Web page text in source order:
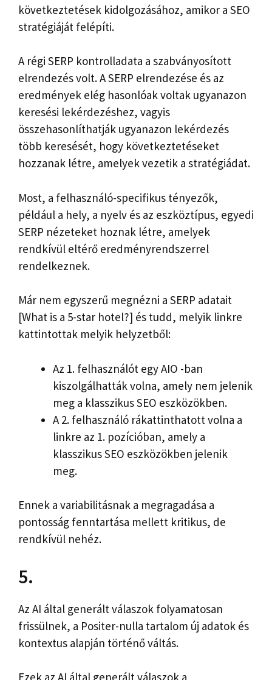
következtetések kidolgozásához, amikor a SEO
stratégiáját felépíti.
A régi SERP kontrolladata a szabványosított
elrendezés volt. A SERP elrendezése és az
eredmények elég hasonlóak voltak ugyanazon
keresési lekérdezéshez, vagyis
összehasonlíthatják ugyanazon lekérdezés
több keresését, hogy következtetéseket
hozzanak létre, amelyek vezetik a stratégiádat.
Most, a felhasználó-specifikus tényezők,
például a hely, a nyelv és az eszköztípus, egyedi
SERP nézeteket hoznak létre, amelyek
rendkívül eltérő eredményrendszerrel
rendelkeznek.
Már nem egyszerű megnézni a SERP adatait
[What is a 5-star hotel?] és tudd, melyik linkre
kattintottak melyik helyzetből:
Az 1. felhasználót egy AIO -ban
kiszolgálhatták volna, amely nem jelenik
meg a klasszikus SEO eszközökben.
A 2. felhasználó rákattinthatott volna a
linkre az 1. pozícióban, amely a
klasszikus SEO eszközökben jelenik
meg.
Ennek a variabilitásnak a megragadása a
pontosság fenntartása mellett kritikus, de
rendkívül nehéz.
5.
Az AI által generált válaszok folyamatosan
frissülnek, a Positer-nulla tartalom új adatok és
kontextus alapján történő váltás.
Ezek az AI által generált válaszok a